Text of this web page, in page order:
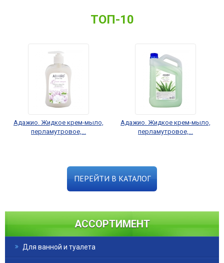
ТОП-10
Адажио. Жидкое крем-мыло,
перламутровое,...
Адажио. Жидкое крем-мыло,
перламутровое,...
ПЕРЕЙТИ В КАТАЛОГ
АССОРТИМЕНТ
Для ванной и туалета